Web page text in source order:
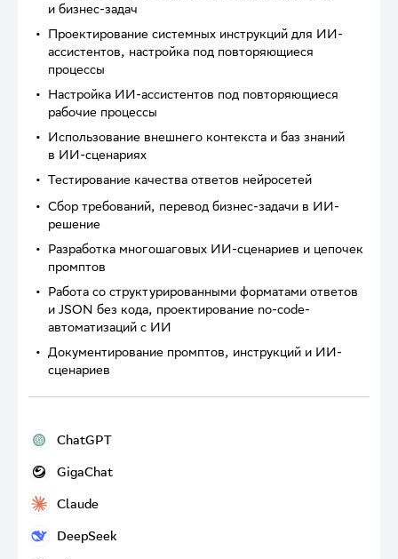
и бизнес-задач
Проектирование системных инструкций для ИИ-
ассистентов, настройка под повторяющиеся
процессы
Настройка ИИ-ассистентов под повторяющиеся
рабочие процессы
Использование внешнего контекста и баз знаний
в ИИ-сценариях
Тестирование качества ответов нейросетей
Сбор требований, перевод бизнес-задачи в ИИ-
решение
Разработка многошаговых ИИ-сценариев и цепочек
промптов
Работа со структурированными форматами ответов
и JSON без кода, проектирование no-code-
автоматизаций с ИИ
Документирование промптов, инструкций и ИИ-
сценариев
ChatGPT
и автоматизации задач
GigaChat
Claude
DeepSeek